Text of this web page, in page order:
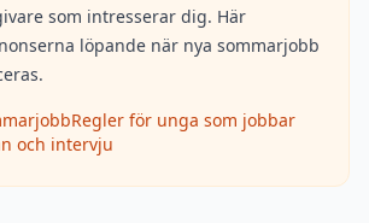
som intresserar dig. Här
löpande när nya sommarjobb
Regler för unga som jobbar
och intervju